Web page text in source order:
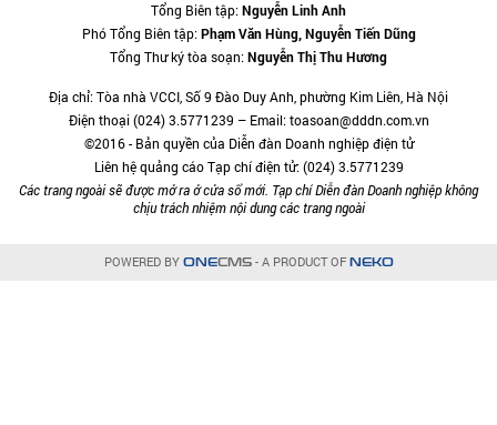
Tổng Biên tập:Nguyễn Linh Anh
Phó Tổng Biên tập:Phạm Văn Hùng, Nguyễn Tiến Dũng
Tổng Thư ký tòa soạn:Nguyễn Thị Thu Hương
Địa chỉ: Tòa nhà VCCI, Số 9 Đào Duy Anh, phường Kim Liên, Hà Nội
Điện thoại (024) 3.5771239 – Email: toasoan@dddn.com.vn
©2016 - Bản quyền của Diễn đàn Doanh nghiệp điện tử
Liên hệ quảng cáo Tạp chí điện tử: (024) 3.5771239
Các trang ngoài sẽ được mở ra ở cửa sổ mới. Tạp chí Diễn đàn Doanh nghiệp không
chịu trách nhiệm nội dung các trang ngoài
POWERED BY ONECMS- A PRODUCT OF NEKO